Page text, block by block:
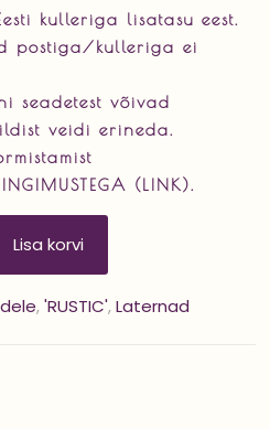
kulleriga lisatasu eest.
postiga/kulleriga ei
seadetest võivad
veidi erineda.
(LINK).
Lisa korvi
,'RUSTIC',Laternad